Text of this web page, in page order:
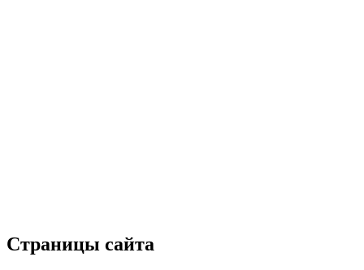
Страницы сайта